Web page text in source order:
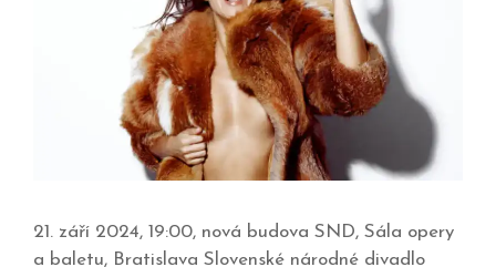
21. září 2024, 19:00, nová budova SND, Sála opery
a baletu, Bratislava Slovenské národné divadlo